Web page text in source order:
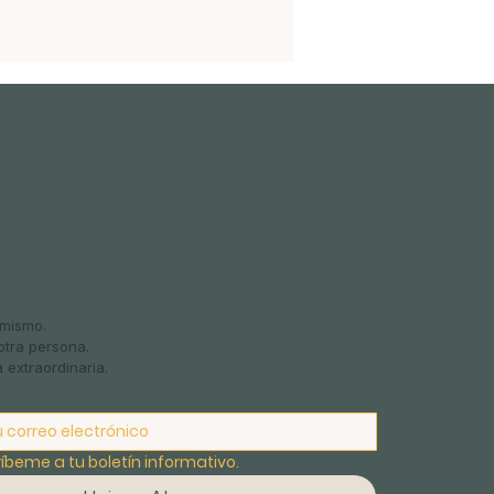
persona.
extraordinaria.
a tu boletín informativo.